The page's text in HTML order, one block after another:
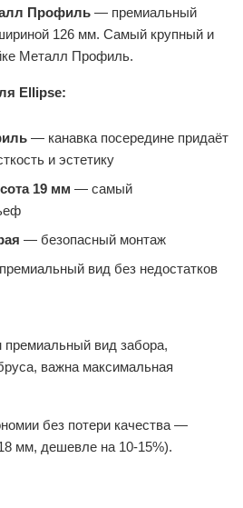
Профиль — премиальный
126 мм. Самый крупный и
Металл Профиль.
Ellipse:
— канавка посередине придаёт
и эстетику
19 мм — самый
— безопасный монтаж
вид без недостатков
премиальный вид забора,
важна максимальная
без потери качества —
мм, дешевле на 10-15%).